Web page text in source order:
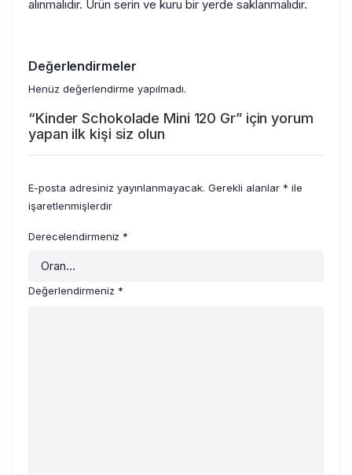
alınmalıdır. Ürün serin ve kuru bir yerde saklanmalıdır.
Değerlendirmeler
Henüz değerlendirme yapılmadı.
“Kinder Schokolade Mini 120 Gr” için yorum
yapan ilk kişi siz olun
E-posta adresiniz yayınlanmayacak. Gerekli alanlar * ile
işaretlenmişlerdir
Derecelendirmeniz *
Değerlendirmeniz *